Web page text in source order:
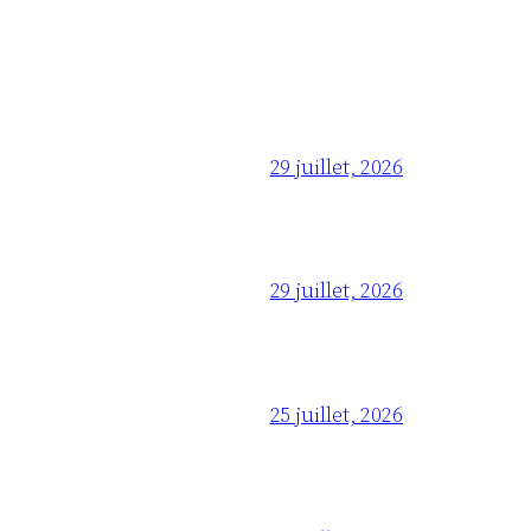
29 juillet, 2026
29 juillet, 2026
25 juillet, 2026